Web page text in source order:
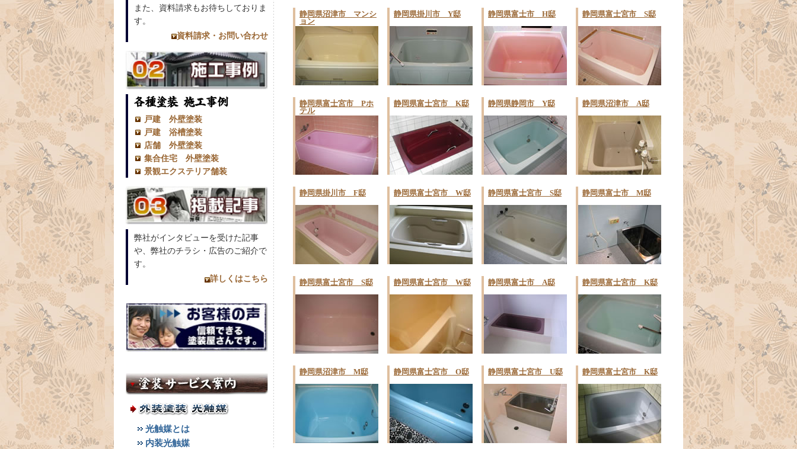
また、資料請求もお待ちしておりま
す。
資料請求・お問い合わせ
戸建 外壁塗装
戸建 浴槽塗装
店舗 外壁塗装
集合住宅 外壁塗装
景観エクステリア舗装
弊社がインタビューを受けた記事
や、弊社のチラシ・広告のご紹介で
す。
詳しくはこちら
光触媒とは
内装光触媒
静岡県沼津市 マンシ
ョン
静岡県掛川市 Y邸 静岡県富士市 H邸 静岡県富士宮市 S邸
静岡県富士宮市 Pホ
テル
静岡県富士宮市 K邸 静岡県静岡市 Y邸 静岡県沼津市 A邸
静岡県掛川市 F邸 静岡県富士宮市 W邸 静岡県富士宮市 S邸 静岡県富士市 M邸
静岡県富士宮市 S邸 静岡県富士宮市 W邸 静岡県富士市 A邸 静岡県富士宮市 K邸
静岡県沼津市 M邸 静岡県富士宮市 O邸 静岡県富士宮市 U邸 静岡県富士宮市 K邸